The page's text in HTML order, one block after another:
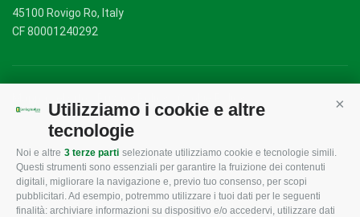
Utilizziamo i cookie e altre
tecnologie
Noi e altre 3 terze parti selezionate utilizziamo cookie e tecnologie simili.
Questi strumenti sono essenziali per garantire la fruizione dei contenuti
digitali, migliorare la navigazione e, previo tuo consenso, per scopi
pubblicitari. Ad esempio, potremmo utilizzare i tuoi dati per le seguenti
finalità: archiviare informazioni su dispositivo e/o accedervi, utilizzare dati
45100 Rovigo Ro, Italy
CF 80001240292
CONFAGRICOLTURA
ROVIGO
L'Associazione
CONFAGRICOLTURA
INFORMA
Tecnico